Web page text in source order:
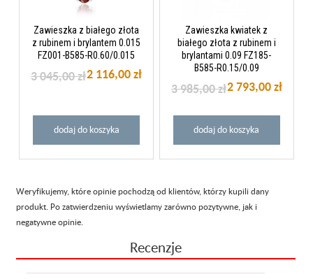
Zawieszka z białego złota
z rubinem i brylantem 0.015
FZ001-B585-R0.60/0.015
2 116,00 zł
3 045,00 zł
dodaj do koszyka
Zawieszka kwiatek z
białego złota z rubinem i
brylantami 0.09 FZ185-
B585-R0.15/0.09
2 793,00 zł
3 985,00 zł
dodaj do koszyka
Weryfikujemy, które opinie pochodzą od klientów, którzy kupili dany
produkt. Po zatwierdzeniu wyświetlamy zarówno pozytywne, jak i
negatywne opinie.
Recenzje